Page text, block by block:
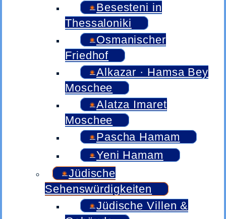
Besesteni in
Thessaloniki
Osmanischer
Friedhof
Alkazar · Hamsa Bey
Moschee
Alatza Imaret
Moschee
Pascha Hamam
Yeni Hamam
Jüdische
Sehenswürdigkeiten
Jüdische Villen &